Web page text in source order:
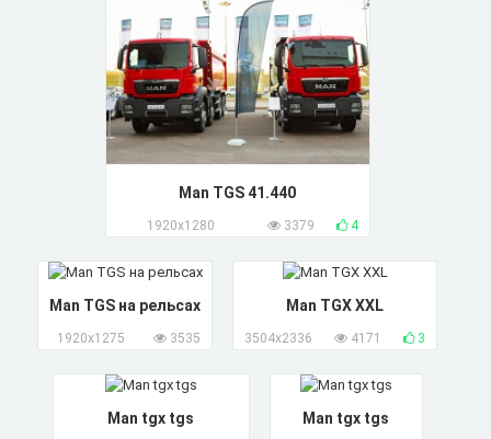
Man TGS 41.440
1920x1280 4
3379
Man TGS на рельсах
1920x1275 3535
Man TGX XXL
3504x2336 3
4171
Man tgx tgs Man tgx tgs